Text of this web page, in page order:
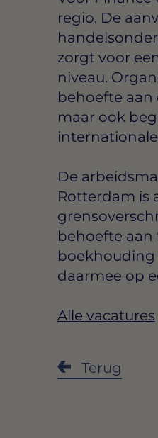
regio. De
zorgt voor
niveau.
behoefte aan
maar ook
De
Rotterdam is
behoefte aan
boekhouding
daarmee op
Alle vacatures
Terug